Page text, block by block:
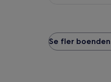
per
natt
Se fler boenden